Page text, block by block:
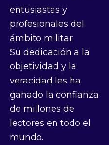
entusiastas y
profesionales del
ámbito militar.
Su dedicación a la
objetividad y la
veracidad les ha
ganado la confianza
de millones de
lectores en todo el
mundo.